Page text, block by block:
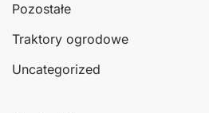
Pozostałe
Traktory ogrodowe
Uncategorized